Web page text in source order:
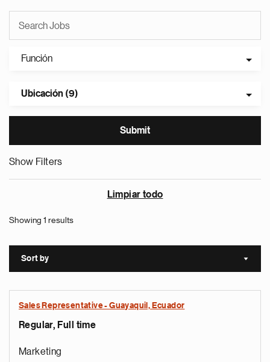
Función
Ubicación (9)
Show Filters
Limpiar todo
Showing 1 results
Sort by Sort
Sales Representative - Guayaquil, Ecuador
Regular, Full time
Marketing